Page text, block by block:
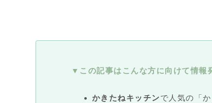
▼この記事はこんな方に向けて情報
かきたねキッチンで人気の「